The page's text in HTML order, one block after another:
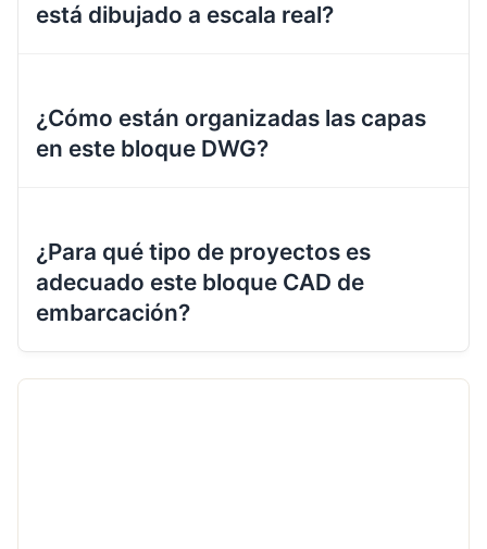
está dibujado a escala real?
¿Cómo están organizadas las capas
en este bloque DWG?
¿Para qué tipo de proyectos es
adecuado este bloque CAD de
embarcación?